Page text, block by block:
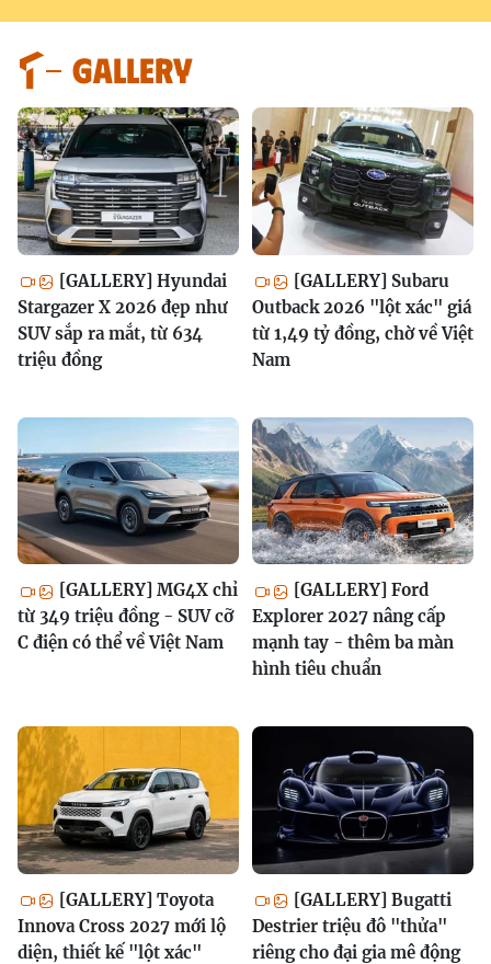
GALLERY
[GALLERY] Hyundai
Stargazer X 2026 đẹp như
SUV sắp ra mắt, từ 634
triệu đồng
[GALLERY] Subaru
Outback 2026 "lột xác" giá
từ 1,49 tỷ đồng, chờ về Việt
Nam
[GALLERY] MG4X chỉ
từ 349 triệu đồng - SUV cỡ
C điện có thể về Việt Nam
[GALLERY] Ford
Explorer 2027 nâng cấp
mạnh tay - thêm ba màn
hình tiêu chuẩn
[GALLERY] Toyota
Innova Cross 2027 mới lộ
diện, thiết kế "lột xác"
[GALLERY] Bugatti
Destrier triệu đô "thửa"
riêng cho đại gia mê động